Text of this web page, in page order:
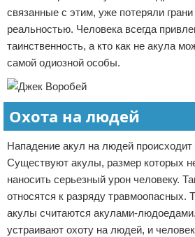
связанные с этим, уже потеряли
реальностью. Человека всегда
таинственность, а кто как не акула
самой одиозной особы.
Охота на людей
Нападение акул на людей происходит
Существуют акулы, размер которых
наносить серьезный урон человеку.
относятся к разряду травмоопасных.
акулы считаются акулами-
устраивают охоту на людей, и